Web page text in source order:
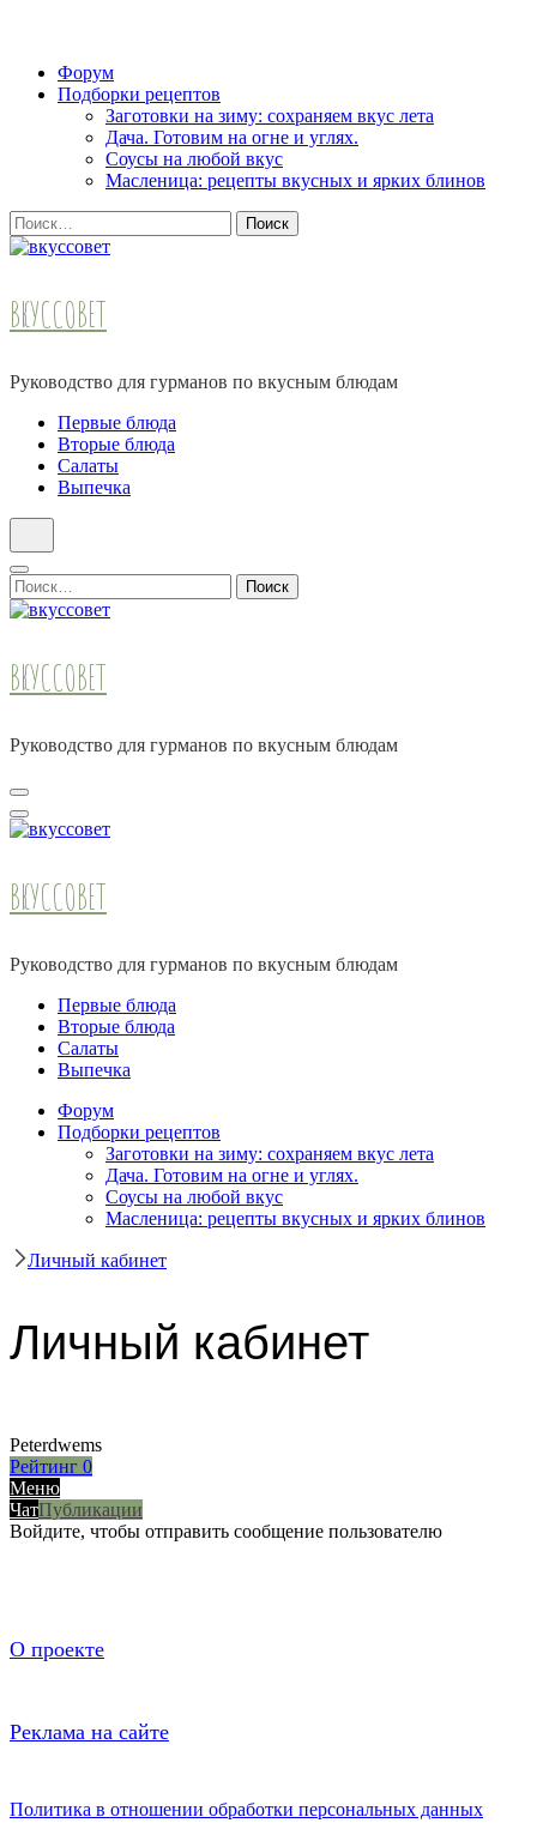
Skip
Форум
Подборки рецептов
Заготовки на зиму: сохраняем вкус лета
Дача. Готовим на огне и углях.
Соусы на любой вкус
Масленица: рецепты вкусных и ярких блинов
Найти:
ВКУССОВЕТ
Руководство для гурманов по вкусным блюдам
Первые блюда
Вторые блюда
Салаты
Выпечка
Найти:
ВКУССОВЕТ
Руководство для гурманов по вкусным блюдам
ВКУССОВЕТ
Руководство для гурманов по вкусным блюдам
Первые блюда
Вторые блюда
Салаты
Выпечка
Форум
Подборки рецептов
Заготовки на зиму: сохраняем вкус лета
Дача. Готовим на огне и углях.
Соусы на любой вкус
Масленица: рецепты вкусных и ярких блинов
Личный кабинет
Личный кабинет
Peterdwems
Рейтинг 0
Меню
ЧатПубликации
Войдите, чтобы отправить сообщение пользователю
О проекте
Реклама на сайте
Политика в отношении обработки персональных данных